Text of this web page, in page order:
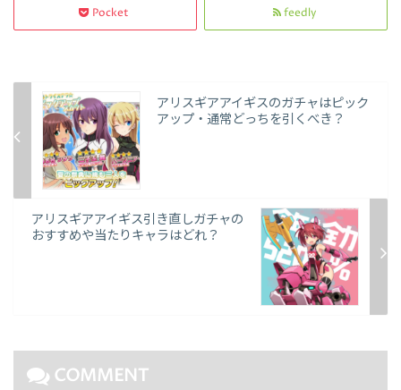
Pocket feedly
アリスギアアイギスのガチャはピック
アップ・通常どっちを引くべき？
アリスギアアイギス引き直しガチャの
おすすめや当たりキャラはどれ？
COMMENT